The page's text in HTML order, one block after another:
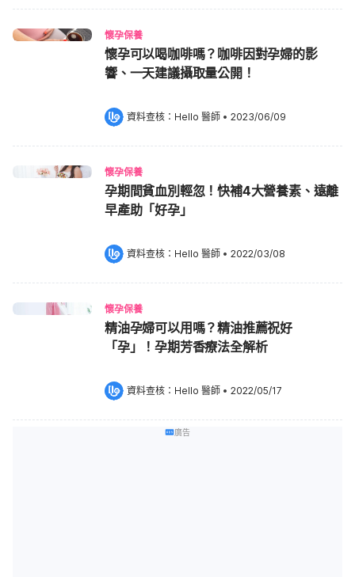
懷孕保養
懷孕可以喝咖啡嗎？咖啡因對孕婦的影
響、一天建議攝取量公開！
資料查核： Hello 醫師 • 2023/06/09
懷孕保養
孕期間貧血別輕忽！快補4大營養素、遠離
早產助「好孕」
資料查核： Hello 醫師 • 2022/03/08
懷孕保養
精油孕婦可以用嗎？精油推薦祝好
「孕」！孕期芳香療法全解析
資料查核： Hello 醫師 • 2022/05/17
廣告